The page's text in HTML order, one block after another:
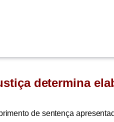
determina
de sentença